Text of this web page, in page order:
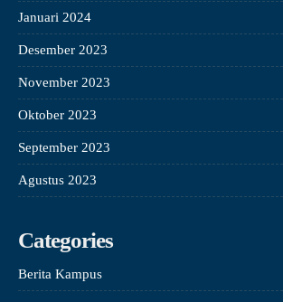
Januari 2024
Desember 2023
November 2023
Oktober 2023
September 2023
Agustus 2023
Categories
Berita Kampus